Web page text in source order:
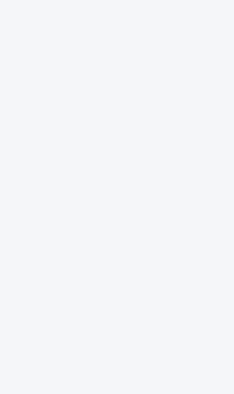
出荷伝票の配送方法の変更を
る（常に同じ配送方法となる
変更を、受注伝票にも反映さ
ただし、出荷伝票が別の受注
れている場合や、出荷伝票が
方法をもつ状態になっている
この記事は役に立